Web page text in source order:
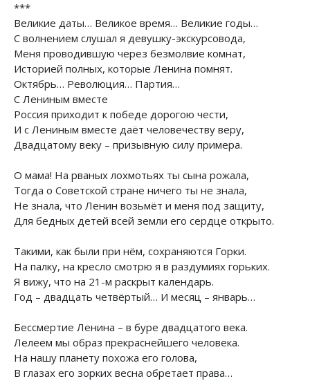
***
Великие даты… Великое время… Великие годы…
С волнением слушал я девушку-экскурсовода,
Меня проводившую через безмолвие комнат,
Историей полных, которые Ленина помнят.
Октябрь… Революция… Партия…
С Лениным вместе
Россия приходит к победе дорогою чести,
И с Лениным вместе даёт человечеству веру,
Двадцатому веку – призывную силу примера.
О мама! На рваных лохмотьях ты сына рожала,
Тогда о Советской стране ничего ты не знала,
Не знала, что Ленин возьмёт и меня под защиту,
Для бедных детей всей земли его сердце открыто.
Такими, как были при нём, сохраняются Горки.
На палку, на кресло смотрю я в раздумиях горьких.
Я вижу, что на 21-м раскрыт календарь.
Год – двадцать четвёртый… И месяц – январь…
Бессмертие Ленина – в буре двадцатого века.
Лелеем мы образ прекраснейшего человека.
На нашу планету похожа его голова,
В глазах его зорких весна обретает права…